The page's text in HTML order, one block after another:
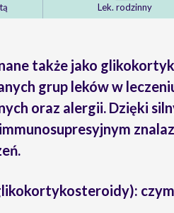
Lek. rodzinny
także jako
grup leków w
oraz alergii. Dzięki
czym